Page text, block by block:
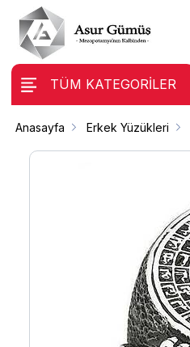
TÜM KATEGORİLER
Anasayfa Erkek Yüzükleri